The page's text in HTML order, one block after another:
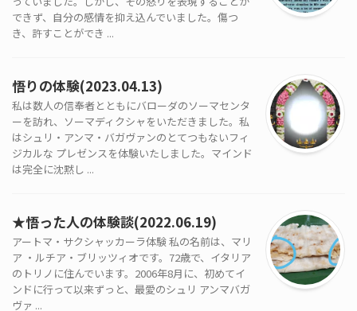
できず、自分の感情を抑え込んでいました。傷つ
き、許すことができ ...
悟りの体験(2023.04.13)
私は数人の信奉者とともにバローダのソーマセンタ
ーを訪れ、ソーマディクシャをいただきました。私
はシュリ・アンマ・バガヴァンのとてつもないフィ
ジカルな プレゼンスを体験いたしました。マインド
は完全に沈黙し ...
★悟った人の体験談(2022.06.19)
アートマ・サクシャッカーラ体験 私の名前は、マリ
ア ・ルチア・ブリッツィオです。72歳で、イタリア
のトリノに住んでいます。2006年8月に、初めてイ
ンドに行って以来ずっと、最愛のシュリ アンマバガ
ヴァ ...